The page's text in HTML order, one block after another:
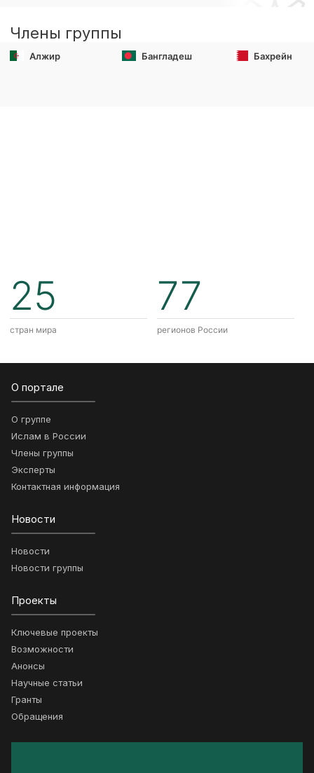
Члены группы
Алжир Бангладеш Бахрейн
25
стран мира
77
регионов России
О портале
О группе
Ислам в России
Члены группы
Эксперты
Контактная информация
Новости
Новости
Новости группы
Проекты
Ключевые проекты
Возможности
Анонсы
Научные статьи
Гранты
Обращения